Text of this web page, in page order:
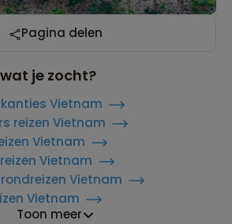
Pagina delen
je zocht?
Vietnam
reizen Vietnam
Vietnam
Vietnam
Vietnam
Vietnam
Toon meer
oog voor mens, cultuur en milieu